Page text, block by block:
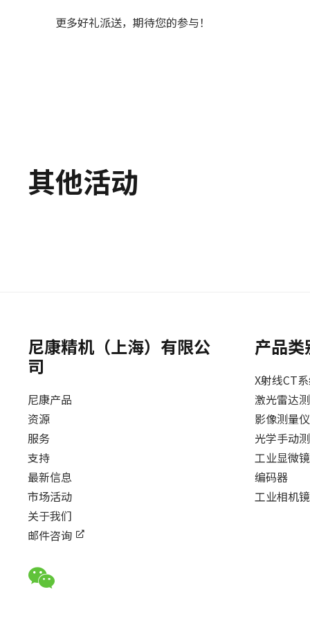
更多好礼派送，期待您的参与！
其他活动
尼康精机（上海）有限公
司
尼康产品
资源
服务
支持
最新信息
市场活动
关于我们
邮件咨询
产品类
X射线CT
激光雷达
影像测量仪
光学手动
工业显微镜
编码器
工业相机